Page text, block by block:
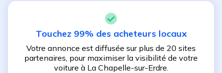
Touchez 99% des acheteurs locaux
Votre annonce est diffusée sur plus de 20 sites
partenaires, pour maximiser la visibilité de votre
voiture à La Chapelle-sur-Erdre.